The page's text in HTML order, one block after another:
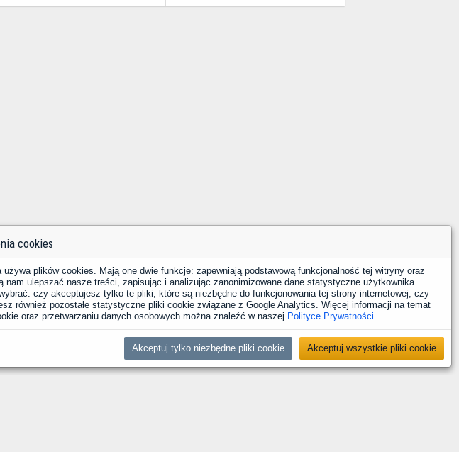
cookies
używa plików cookies. Mają one dwie funkcje: zapewniają podstawową funkcjonalność tej witryny oraz
nam ulepszać nasze treści, zapisując i analizując zanonimizowane dane statystyczne użytkownika.
czy akceptujesz tylko te pliki, które są niezbędne do funkcjonowania tej strony internetowej, czy
również pozostałe statystyczne pliki cookie związane z Google Analytics. Więcej informacji na temat
oraz przetwarzaniu danych osobowych można znaleźć w naszej Polityce Prywatności.
Akceptuj tylko niezbędne pliki cookie Akceptuj wszystkie pliki cookie